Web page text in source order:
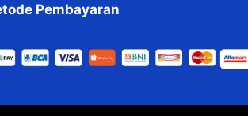
Pembayaran